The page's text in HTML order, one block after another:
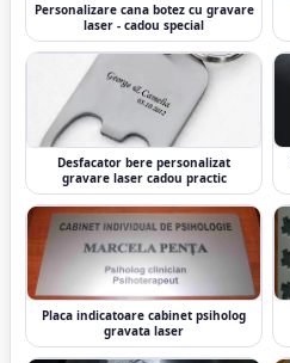
Personalizare cana botez cu gravare
laser - cadou special
Desfacator bere personalizat
gravare laser cadou practic
Placa indicatoare cabinet psiholog
gravata laser